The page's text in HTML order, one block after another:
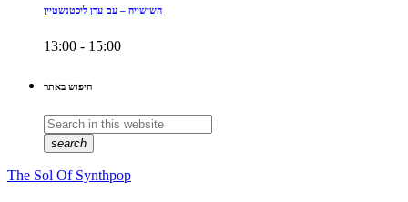
השישייה – עם ערן ליכטנשטיין
13:00 - 15:00
חיפוש באתר
search
The Sol Of Synthpop